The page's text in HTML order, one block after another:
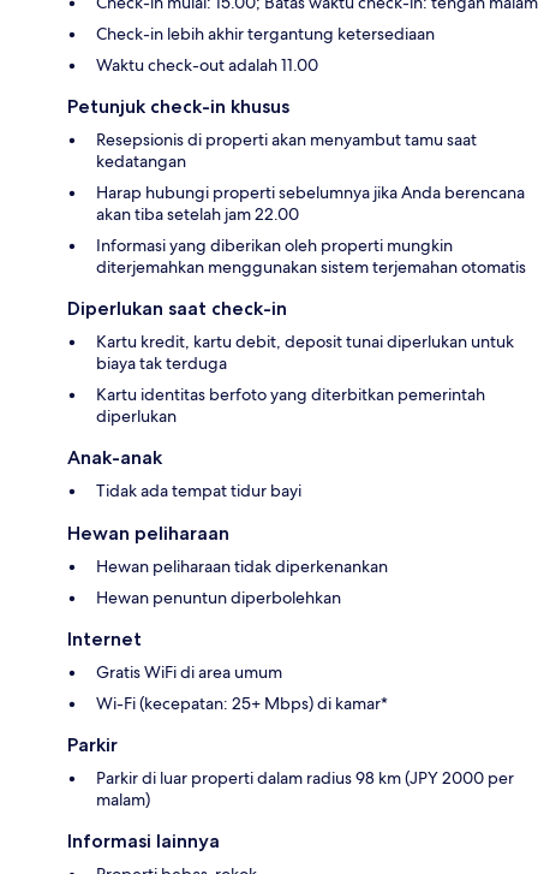
Check-in lebih akhir tergantung ketersediaan
Waktu check-out adalah 11.00
Petunjuk check-in khusus
Resepsionis di properti akan menyambut tamu saat
kedatangan
Harap hubungi properti sebelumnya jika Anda berencana
akan tiba setelah jam 22.00
Informasi yang diberikan oleh properti mungkin
diterjemahkan menggunakan sistem terjemahan otomatis
Diperlukan saat check-in
Kartu kredit, kartu debit, deposit tunai diperlukan untuk
biaya tak terduga
Kartu identitas berfoto yang diterbitkan pemerintah
diperlukan
Anak-anak
Tidak ada tempat tidur bayi
Hewan peliharaan
Hewan peliharaan tidak diperkenankan
Hewan penuntun diperbolehkan
Internet
Gratis WiFi di area umum
Wi-Fi (kecepatan: 25+ Mbps) di kamar*
Parkir
Parkir di luar properti dalam radius 98 km (JPY 2000 per
malam)
Informasi lainnya